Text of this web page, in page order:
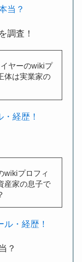
当？
調査！
イヤーのwikiプ
体は実業家の
経歴！
wikiプロフィ
産家の息子で
・経歴！
？